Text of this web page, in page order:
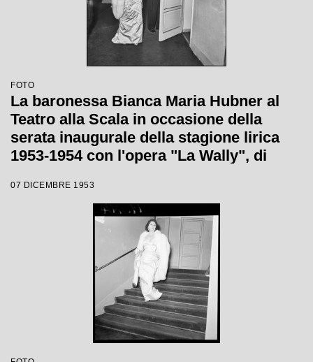
FOTO
La baronessa Bianca Maria Hubner al
Teatro alla Scala in occasione della
serata inaugurale della stagione lirica
1953-1954 con l'opera "La Wally", di
Giulini, con la regia di Tatiana Pavlova
07 DICEMBRE 1953